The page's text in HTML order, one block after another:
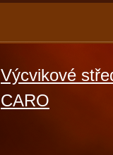
Výcvikové
CARO